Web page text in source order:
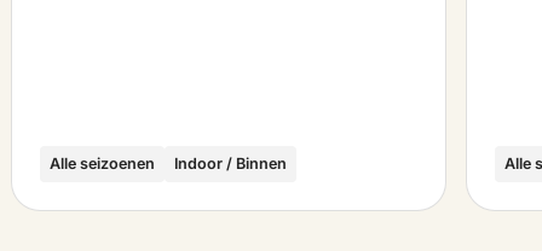
Alle seizoenen Indoor / Binnen Alle